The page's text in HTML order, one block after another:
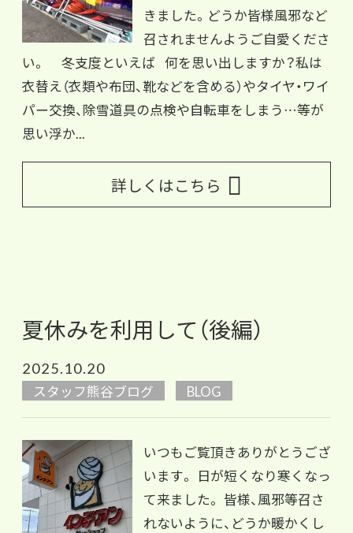
きました。どうか皆様風邪など
召されませんようご自愛くださ
い。 冬支度といえば 何を思い出しますか？私は
衣替え（衣類や布団、靴などを含める）やタイヤ・ワイ
パー交換、除雪道具の点検や自転車をしまう…等が
思い浮か...
詳しくはこちら
夏休みを利用して（後編）
2025.10.20
スタッフ熊谷ブログ BLOG
いつもご覧頂きありがとうござ
います。 日が短くなり寒くなっ
て来ました。 皆様、風邪等召さ
れないように、どうか暖かくし